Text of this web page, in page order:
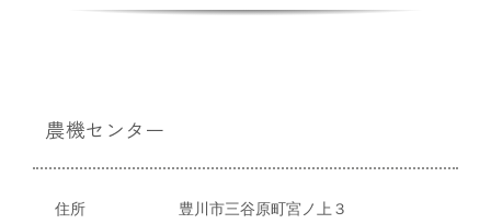
農機センター
住所 豊川市三谷原町宮ノ上３